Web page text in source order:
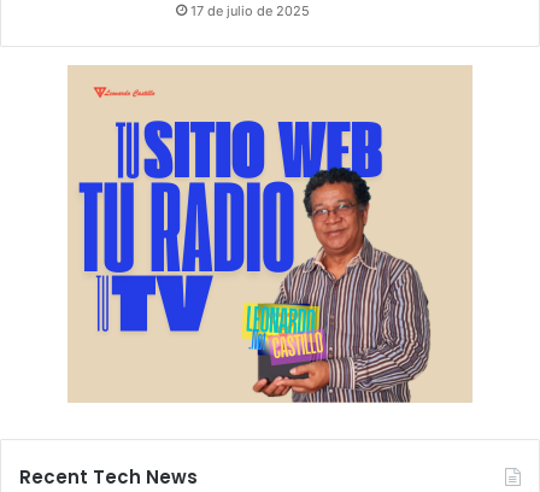
17 de julio de 2025
Recent Tech News